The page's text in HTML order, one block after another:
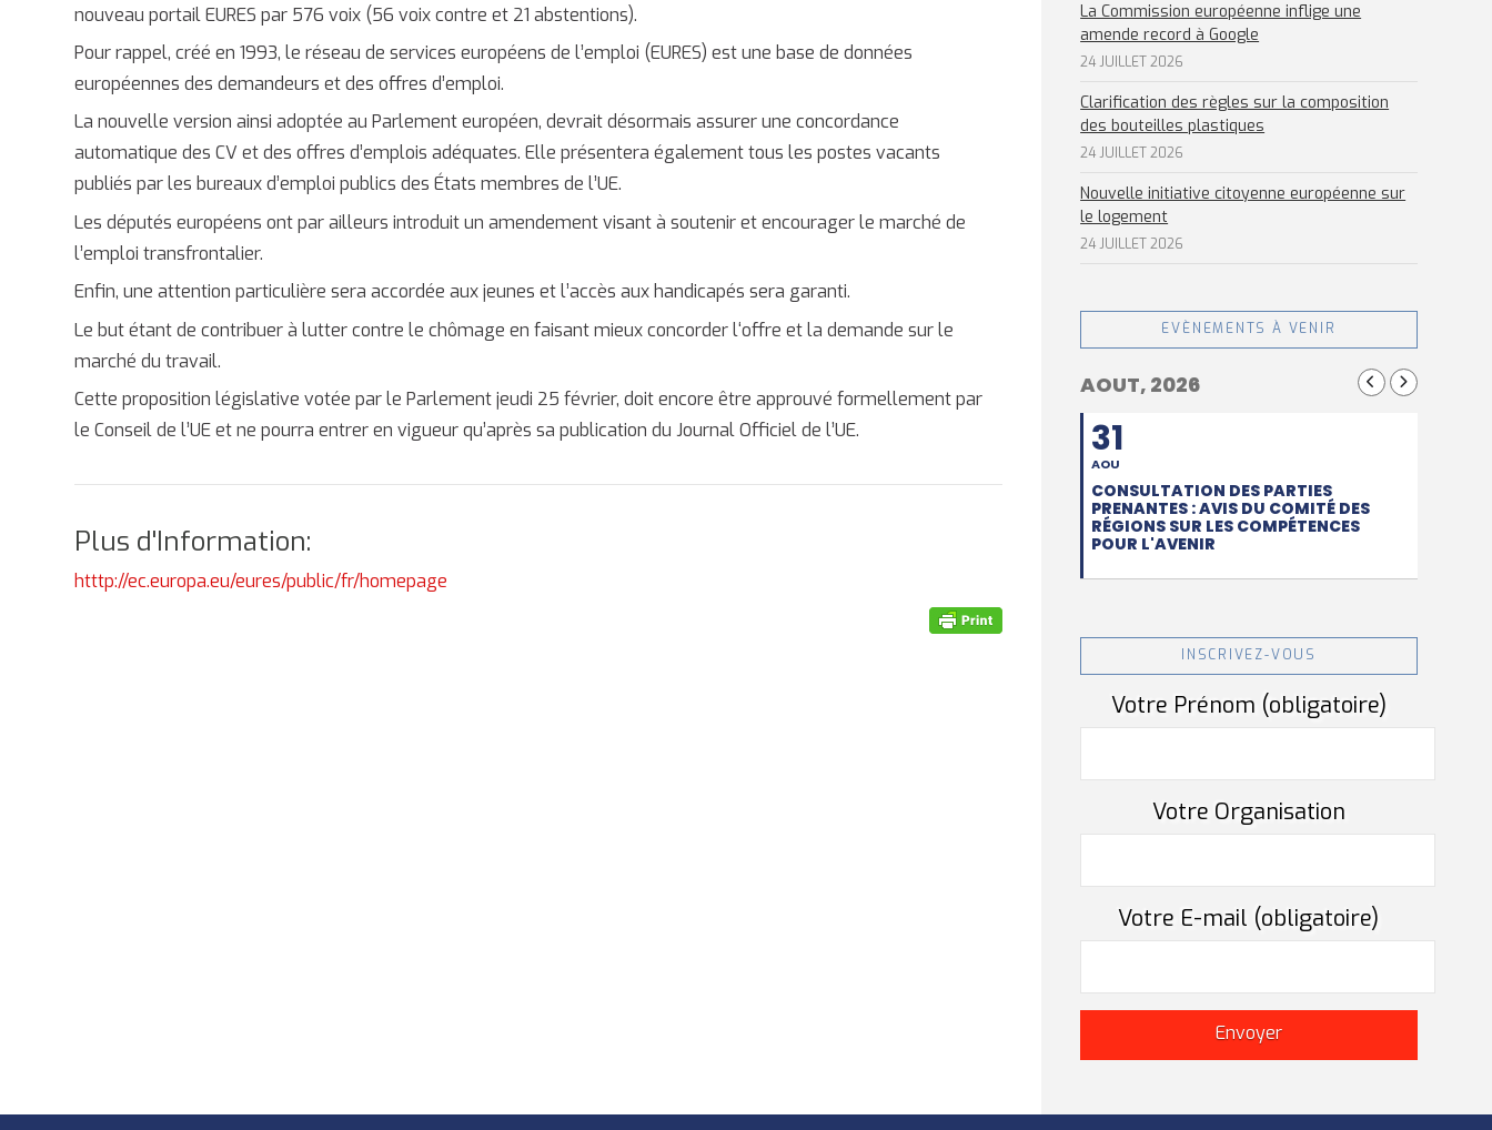
nouveau portail EURES par 576 voix (56 voix contre et 21 abstentions).
Pour rappel, créé en 1993, le réseau de services européens de l’emploi (EURES) est une base de données
européennes des demandeurs et des offres d’emploi.
La nouvelle version ainsi adoptée au Parlement européen, devrait désormais assurer une concordance
automatique des CV et des offres d’emplois adéquates. Elle présentera également tous les postes vacants
publiés par les bureaux d’emploi publics des États membres de l’UE.
Les députés européens ont par ailleurs introduit un amendement visant à soutenir et encourager le marché de
l’emploi transfrontalier.
Enfin, une attention particulière sera accordée aux jeunes et l’accès aux handicapés sera garanti.
Le but étant de contribuer à lutter contre le chômage en faisant mieux concorder l‘offre et la demande sur le
marché du travail.
Cette proposition législative votée par le Parlement jeudi 25 février, doit encore être approuvé formellement par
le Conseil de l’UE et ne pourra entrer en vigueur qu’après sa publication du Journal Officiel de l’UE.
Plus d'Information:
htttp://ec.europa.eu/eures/public/fr/homepage
La Commission européenne inflige une
amende record à Google
24 JUILLET 2026
Clarification des règles sur la composition
des bouteilles plastiques
24 JUILLET 2026
Nouvelle initiative citoyenne européenne sur
le logement
24 JUILLET 2026
EVÈNEMENTS À VENIR
AOUT, 2026
31
AOU
CONSULTATION DES PARTIES
PRENANTES : AVIS DU COMITÉ DES
RÉGIONS SUR LES COMPÉTENCES
POUR L'AVENIR
INSCRIVEZ-VOUS
Votre Prénom (obligatoire)
Votre Organisation
Votre E-mail (obligatoire)